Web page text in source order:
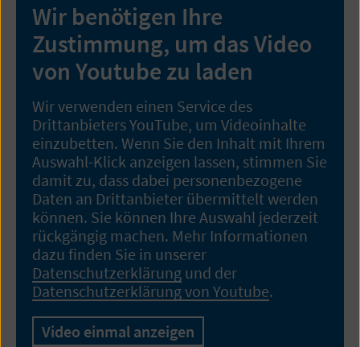
Wir benötigen Ihre
Zustimmung, um das Video
von Youtube zu laden
Wir verwenden einen Service des
Drittanbieters YouTube, um Videoinhalte
einzubetten. Wenn Sie den Inhalt mit Ihrem
Auswahl-Klick anzeigen lassen, stimmen Sie
damit zu, dass dabei personenbezogene
Daten an Drittanbieter übermittelt werden
können. Sie können Ihre Auswahl jederzeit
rückgängig machen. Mehr Informationen
dazu finden Sie in unserer
Datenschutzerklärung und der
Datenschutzerklärung von Youtube.
Video einmal anzeigen